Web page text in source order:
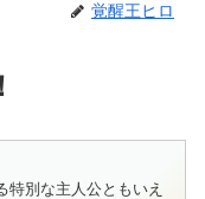
覚醒王ヒロ
特別な主人公ともいえ